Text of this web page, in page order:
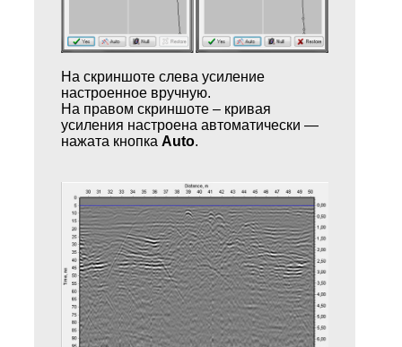
На скриншоте слева усиление
настроенное вручную.
На правом скриншоте – кривая
усиления настроена автоматически —
нажата кнопка Auto.